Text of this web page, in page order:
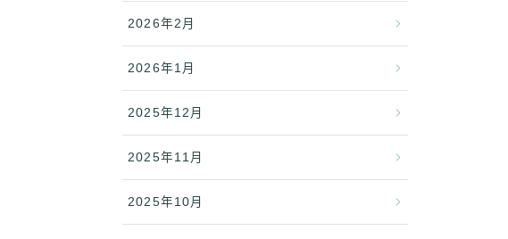
2026年2月
2026年1月
2025年12月
2025年11月
2025年10月